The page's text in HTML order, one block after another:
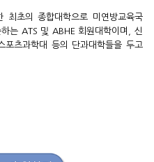
최초의 종합대학으로 미연방교육국
는 ATS 및 ABHE 회원대학이며, 신
츠과학대 등의 단과대학들을 두고